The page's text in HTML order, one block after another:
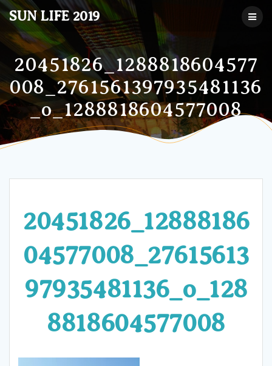
ン
ン
ツ
へ
ス
キ
ッ
プ
SUN LIFE 2019
20451826_1288818604577
008_2761561397935481136
_o_1288818604577008
20451826_12888186
04577008_27615613
97935481136_o_128
8818604577008